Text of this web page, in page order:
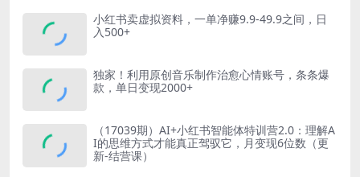
小红书卖虚拟资料，一单净赚9.9-49.9之间，日
入500+
独家！利用原创音乐制作治愈心情账号，条条爆
款，单日变现2000+
（17039期）AI+小红书智能体特训营2.0：理解A
I的思维方式才能真正驾驭它，月变现6位数（更
新-结营课）